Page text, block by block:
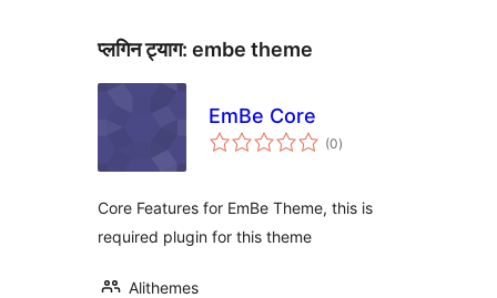
प्लगिन ट्याग: embe theme
EmBe Core
(0कुल
रेटिङ्गहरू
)
Core Features for EmBe Theme, this is
required plugin for this theme
Alithemes